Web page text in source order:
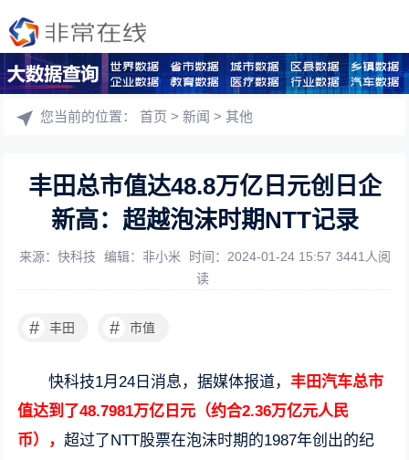
您当前的位置：首页 >新闻 >其他
丰田总市值达48.8万亿日元创日企
新高：超越泡沫时期NTT记录
来源：快科技 编辑：非小米 时间：2024-01-24 15:57 3441人阅
读
# 丰田 # 市值
快科技1月24日消息，据媒体报道，丰田汽车总市
值达到了48.7981万亿日元（约合2.36万亿元人民
币），超过了NTT股票在泡沫时期的1987年创出的纪